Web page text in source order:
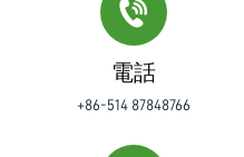
電話
+86-514 87848766